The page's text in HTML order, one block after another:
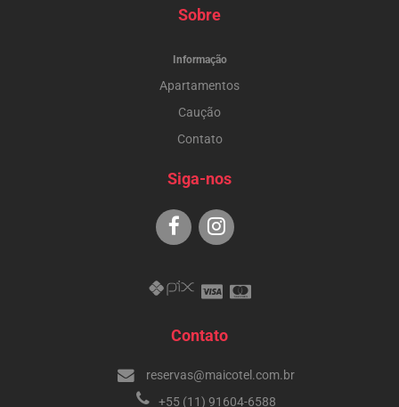
Sobre
Informação
Apartamentos
Caução
Contato
Siga-nos
Contato
reservas@maicotel.com.br
+55 (11) 91604-6588